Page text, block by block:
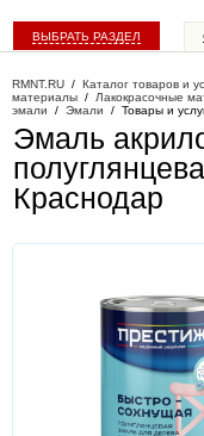
ВЫБРАТЬ РАЗДЕЛ
RMNT.RU / Каталог товаров и
материалы / Лакокрасочные
эмали / Эмали / Товары и
Эмаль
Краснодар